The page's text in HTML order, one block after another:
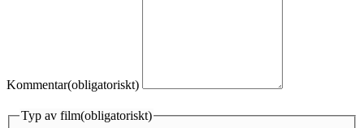
Kommentar(obligatoriskt)
Typ av film(obligatoriskt)